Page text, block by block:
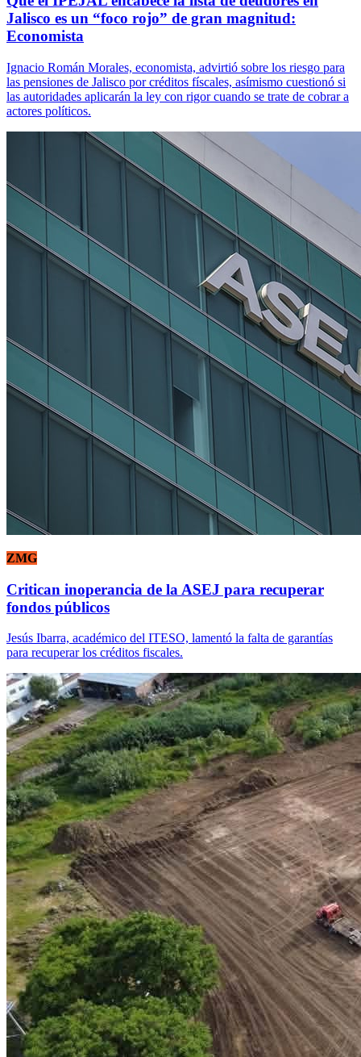
Jalisco es un “foco rojo” de gran magnitud:
Economista
Ignacio Román Morales, economista, advirtió sobre los riesgo para
las pensiones de Jalisco por créditos físcales, asímismo cuestionó si
las autoridades aplicarán la ley con rigor cuando se trate de cobrar a
actores políticos.
ZMG
Critican inoperancia de la ASEJ para recuperar
fondos públicos
Jesús Ibarra, académico del ITESO, lamentó la falta de garantías
para recuperar los créditos fiscales.